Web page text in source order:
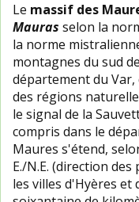
Le massif des
Mauras selon la
la norme
montagnes du sud
département du Var,
des régions
le signal de la
compris dans le
Maures s'étend,
E./N.E. (direction
les villes d'Hyères et